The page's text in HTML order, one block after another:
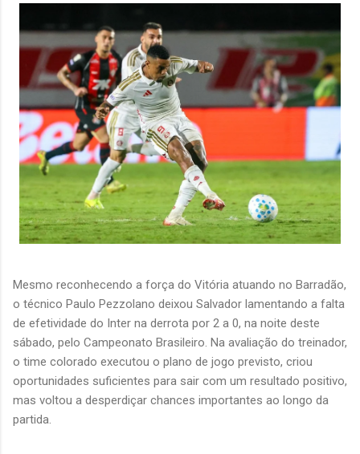
Mesmo reconhecendo a força do Vitória atuando no Barradão,
o técnico Paulo Pezzolano deixou Salvador lamentando a falta
de efetividade do Inter na derrota por 2 a 0, na noite deste
sábado, pelo Campeonato Brasileiro. Na avaliação do treinador,
o time colorado executou o plano de jogo previsto, criou
oportunidades suficientes para sair com um resultado positivo,
mas voltou a desperdiçar chances importantes ao longo da
partida.